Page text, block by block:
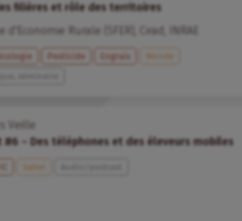
filières et rôle des territoires
d'Economie Rurale (SFER)
Cirad INRAE
Pesticide Engrais
Monde
Veille
#6 – Des téléphones et des éleveurs mobiles
Sahel